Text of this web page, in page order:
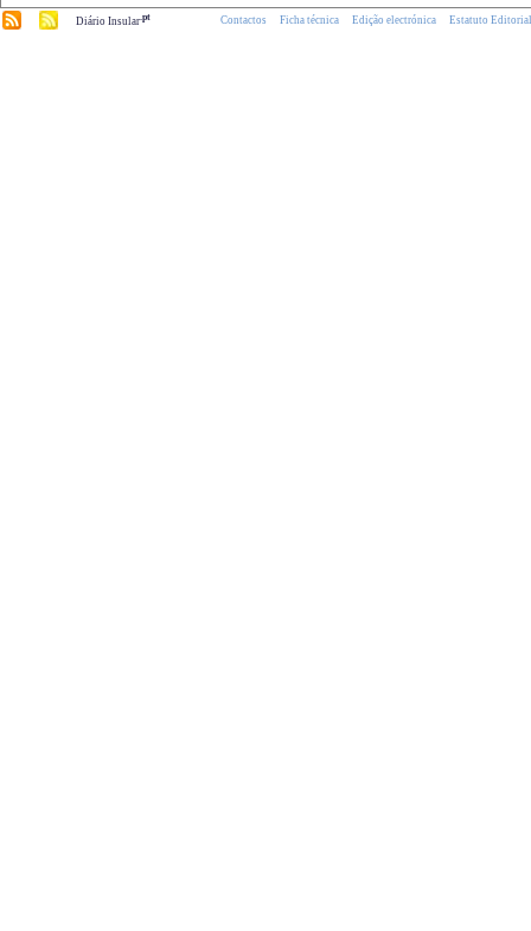
Diário Insular.pt Contactos Ficha técnica Edição electrónica Estatuto Editorial